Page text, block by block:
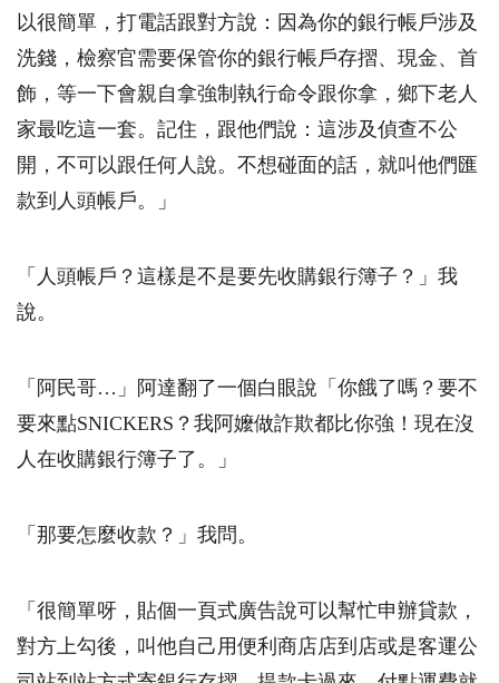
以很簡單，打電話跟對方說：因為你的銀行帳戶涉及
洗錢，檢察官需要保管你的銀行帳戶存摺、現金、首
飾，等一下會親自拿強制執行命令跟你拿，鄉下老人
家最吃這一套。記住，跟他們說：這涉及偵查不公
開，不可以跟任何人說。不想碰面的話，就叫他們匯
款到人頭帳戶。」
「人頭帳戶？這樣是不是要先收購銀行簿子？」我
說。
「阿民哥…」阿達翻了一個白眼說「你餓了嗎？要不
要來點SNICKERS ？我阿嬤做詐欺都比你強！現在沒
人在收購銀行簿子了。」
「那要怎麼收款？」我問。
「很簡單呀，貼個一頁式廣告說可以幫忙申辦貸款，
對方上勾後，叫他自己用便利商店店到店或是客運公